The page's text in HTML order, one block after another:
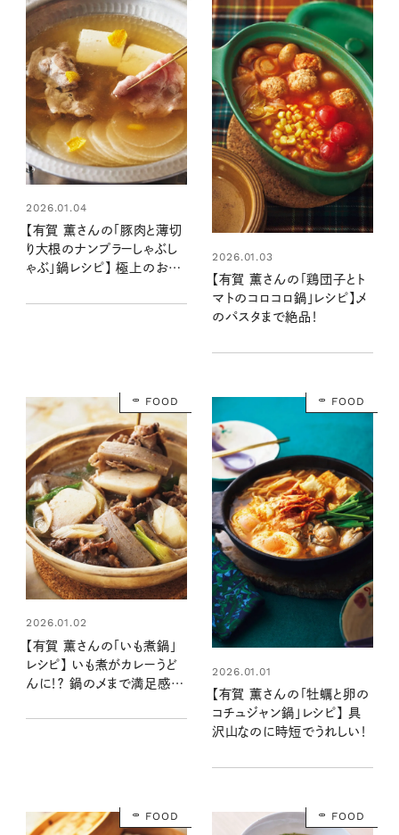
2026.01.04
【有賀 薫さんの「豚肉と薄切
り大根のナンプラーしゃぶし
ゃぶ」鍋レシピ】 極上のおい
ォーまで堪能して
2026.01.03
【有賀 薫さんの「鶏団子とト
マトのコロコロ鍋」レシピ】〆
のパスタまで絶品！
FOOD
2026.01.02
【有賀 薫さんの「いも煮鍋」
レシピ】 いも煮がカレーうど
んに！？ 鍋の〆まで満足感が
FOOD
2026.01.01
【有賀 薫さんの「牡蠣と卵の
コチュジャン鍋」レシピ】 具
沢山なのに時短でうれしい！
FOOD FOOD